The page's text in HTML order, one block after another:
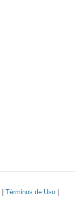
Términos de Uso